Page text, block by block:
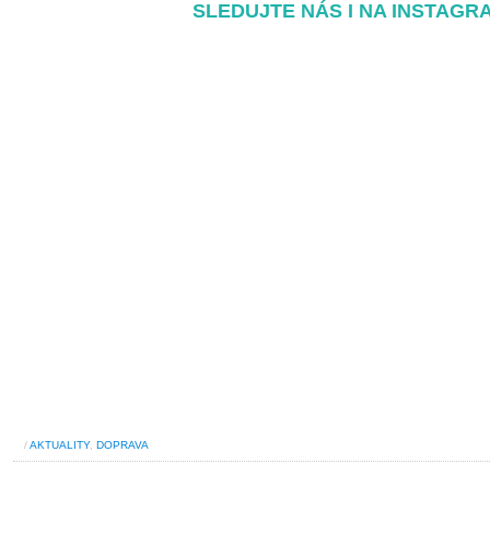
SLEDUJTE NÁS I NA
/AKTUALITY, DOPRAVA